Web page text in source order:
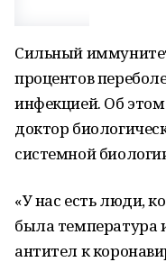
Сильный
процентов
инфекцией. Об
доктор
системной
«У нас есть люди,
была температура
антител к